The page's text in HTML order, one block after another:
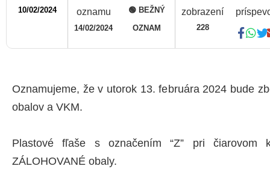
10/02/2024
oznamu
14/02/2024
🟢 BEŽNÝ
OZNAM
zobrazení
228
Oznamujeme, že v utorok 13. februára 2024 bude
obalov a VKM.
Plastové fľaše s označením “Z” pri čiarovom
ZÁLOHOVANÉ obaly.